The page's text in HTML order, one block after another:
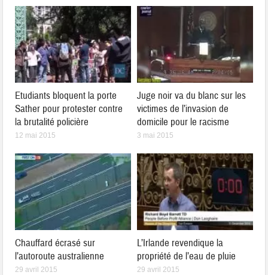
Etudiants bloquent la porte
Sather pour protester contre
la brutalité policière
12 mai 2015
Juge noir va du blanc sur les
victimes de l’invasion de
domicile pour le racisme
3 mai 2015
Chauffard écrasé sur
l’autoroute australienne
29 avril 2015
L’Irlande revendique la
propriété de l’eau de pluie
29 avril 2015